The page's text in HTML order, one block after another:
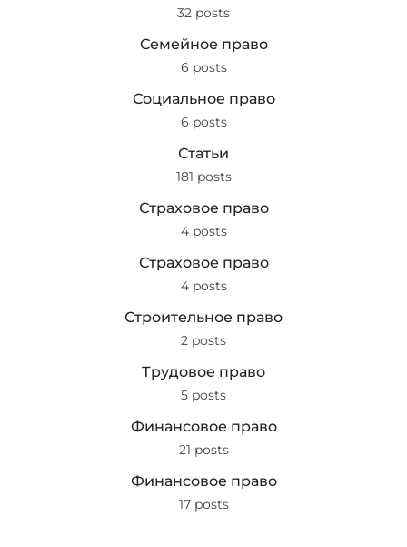
32 posts
Семейное право
6 posts
Социальное право
6 posts
Статьи
181 posts
Страховое право
4 posts
Страховое право
4 posts
Строительное право
2 posts
Трудовое право
5 posts
Финансовое право
21 posts
Финансовое право
17 posts